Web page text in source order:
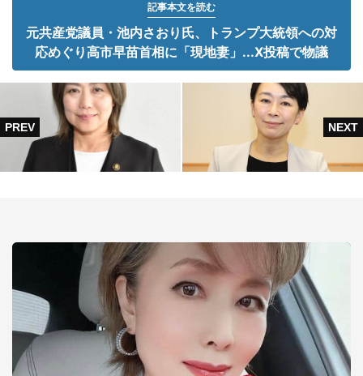
記事本文を読む
元共産党議員・池内さおり氏、トランプ大統領への対
応めぐり高市早苗首相に「現地妻」...X投稿で物議